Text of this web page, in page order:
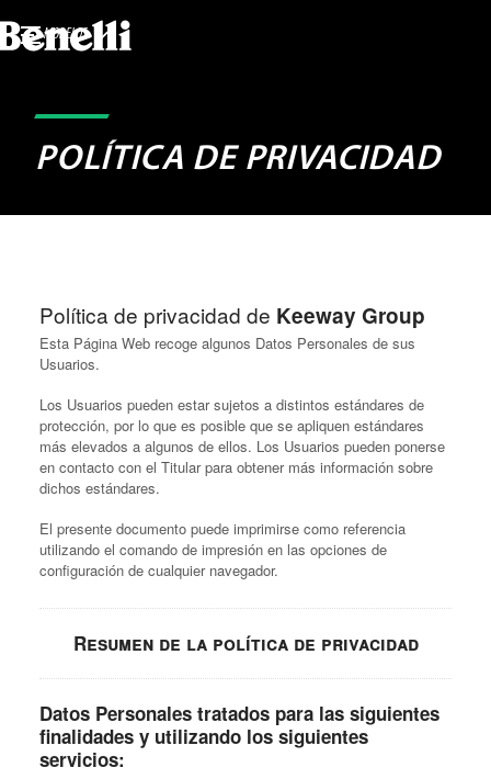
MODELOS
POLÍTICA DE PRIVACIDAD
Política de privacidad de Keeway Group
Esta Página Web recoge algunos Datos Personales de sus
Usuarios.
Los Usuarios pueden estar sujetos a distintos estándares de
protección, por lo que es posible que se apliquen estándares
más elevados a algunos de ellos. Los Usuarios pueden ponerse
en contacto con el Titular para obtener más información sobre
dichos estándares.
El presente documento puede imprimirse como referencia
utilizando el comando de impresión en las opciones de
configuración de cualquier navegador.
Resumen de la política de privacidad
Datos Personales tratados para las siguientes
finalidades y utilizando los siguientes
servicios: